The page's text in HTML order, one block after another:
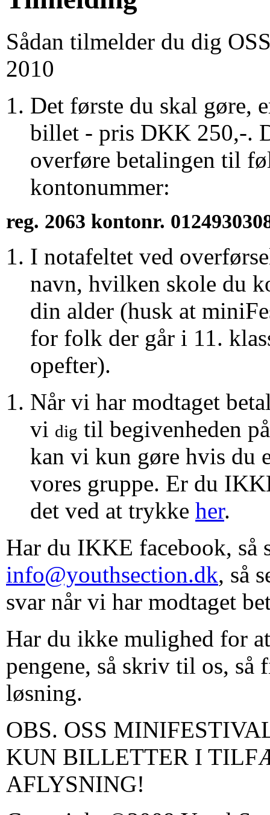
Sådan tilmelder du dig
2010
Det første du skal gøre,
billet - pris DKK 250,-.
overføre betalingen til
kontonummer:
reg. 2063 kontonr.
I notafeltet ved
navn, hvilken skole du
din alder (husk at
for folk der går i 11.
opefter).
Når vi har modtaget
vi dig til begivenheden
kan vi kun gøre hvis du
vores gruppe. Er du
det ved at trykke her.
Har du IKKE facebook, så
info@youthsection.dk, så
svar når vi har modtaget
Har du ikke mulighed for
pengene, så skriv til os, så
løsning.
OBS. OSS
KUN BILLETTER I
AFLYSNING!